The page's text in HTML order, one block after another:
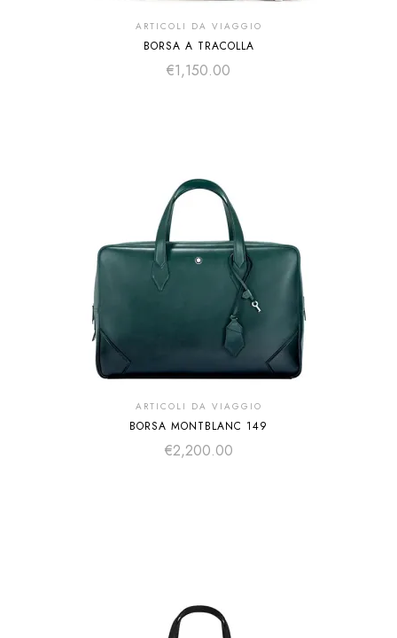
ARTICOLI DA VIAGGIO
BORSA A TRACOLLA
€1,150.00
ARTICOLI DA VIAGGIO
BORSA MONTBLANC 149
€2,200.00